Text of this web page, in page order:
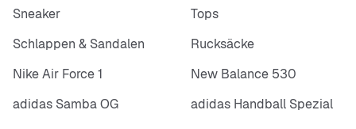
Sneaker
Tops
Schlappen & Sandalen
Rucksäcke
Nike Air Force 1
New Balance 530
adidas Samba OG
adidas Handball Spezial